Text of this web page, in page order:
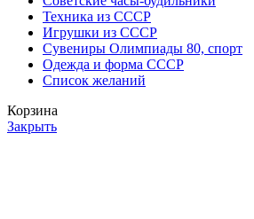
Техника из СССР
Игрушки из СССР
Сувениры Олимпиады 80, спорт
Одежда и форма СССР
Список желаний
Корзина
Закрыть